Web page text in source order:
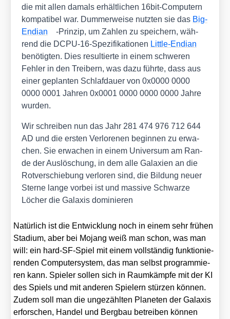
die mit allen damals erhält­li­chen 16bit-Com­pu­tern
kom­pa­ti­bel war. Dum­mer­wei­se nutz­ten sie das Big-
Endi­an
-Prin­zip, um Zah­len zu spei­chern, wäh­
rend die DCPU-16-Spe­zi­fi­ka­tio­nen Litt­le-Endi­an
benö­tig­ten. Dies resul­tier­te in einem schwe­ren
Feh­ler in den Trei­bern, was dazu führ­te, dass aus
einer geplan­ten Schlaf­dau­er von 0x0000 0000
0000 0001 Jah­ren 0x0001 0000 0000 0000 Jah­re
wur­den.
Wir schrei­ben nun das Jahr 281 474 976 712 644
AD und die ers­ten Ver­lo­re­nen begin­nen zu erwa­
chen. Sie erwa­chen in einem Uni­ver­sum am Ran­
de der Aus­lö­schung, in dem alle Gala­xien an die
Rot­ver­schie­bung ver­lo­ren sind, die Bil­dung neu­er
Ster­ne lan­ge vor­bei ist und mas­si­ve Schwar­ze
Löcher die Gala­xis domi­nie­ren
Natür­lich ist die Ent­wick­lung noch in einem sehr frü­hen
Sta­di­um, aber bei Mojang weiß man schon, was man
will: ein hard-SF-Spiel mit einem voll­stän­dig funk­tio­nie­
ren­den Com­pu­ter­sys­tem, das man selbst pro­gram­mie­
ren kann. Spie­ler sol­len sich in Raum­kämp­fe mit der KI
des Spiels und mit ande­ren Spie­lern stür­zen kön­nen.
Zudem soll man die unge­zähl­ten Pla­ne­ten der Gala­xis
erfor­schen, Han­del und Berg­bau betrei­ben kön­nen